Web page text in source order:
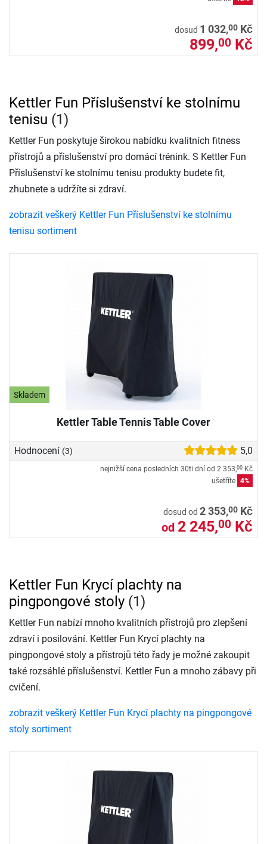
dosud 1 032,00 Kč
899,00 Kč
Skladem
Kettler Table Tennis Table Cover
Hodnocení (3) 5,0
nejnižší cena posledních 30ti dní od 2 353,00 Kč
ušetříte 4%
dosud od 2 353,00 Kč
od 2 245,00 Kč
Kettler Fun Příslušenství ke stolnímu
tenisu (1)
Kettler Fun poskytuje širokou nabídku kvalitních fitness
přístrojů a příslušenství pro domácí trénink. S Kettler Fun
Příslušenství ke stolnímu tenisu produkty budete fit,
zhubnete a udržíte si zdraví.
zobrazit veškerý Kettler Fun Příslušenství ke stolnímu
tenisu sortiment
Kettler Fun Krycí plachty na
pingpongové stoly (1)
Kettler Fun nabízí mnoho kvalitních přístrojů pro zlepšení
zdraví i posilování. Kettler Fun Krycí plachty na
pingpongové stoly a přístrojů této řady je možné zakoupit
také rozsáhlé příslušenství. Kettler Fun a mnoho zábavy při
cvičení.
zobrazit veškerý Kettler Fun Krycí plachty na pingpongové
stoly sortiment